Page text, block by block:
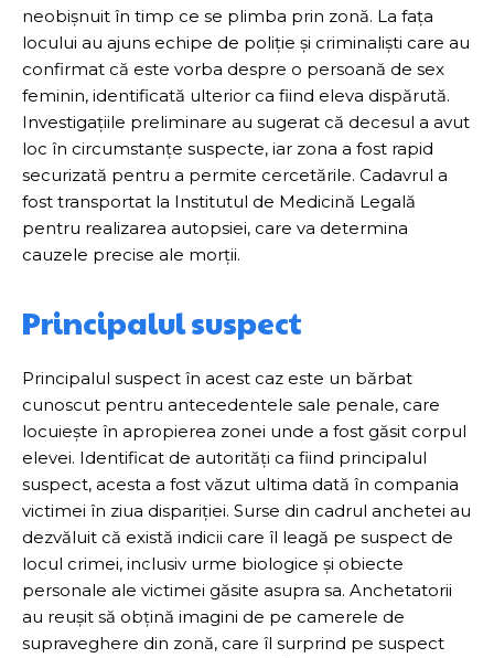
neobișnuit în timp ce se plimba prin zonă. La fața
locului au ajuns echipe de poliție și criminaliști care au
confirmat că este vorba despre o persoană de sex
feminin, identificată ulterior ca fiind eleva dispărută.
Investigațiile preliminare au sugerat că decesul a avut
loc în circumstanțe suspecte, iar zona a fost rapid
securizată pentru a permite cercetările. Cadavrul a
fost transportat la Institutul de Medicină Legală
pentru realizarea autopsiei, care va determina
cauzele precise ale morții.
Principalul suspect
Principalul suspect în acest caz este un bărbat
cunoscut pentru antecedentele sale penale, care
locuiește în apropierea zonei unde a fost găsit corpul
elevei. Identificat de autorități ca fiind principalul
suspect, acesta a fost văzut ultima dată în compania
victimei în ziua dispariției. Surse din cadrul anchetei au
dezvăluit că există indicii care îl leagă pe suspect de
locul crimei, inclusiv urme biologice și obiecte
personale ale victimei găsite asupra sa. Anchetatorii
au reușit să obțină imagini de pe camerele de
supraveghere din zonă, care îl surprind pe suspect